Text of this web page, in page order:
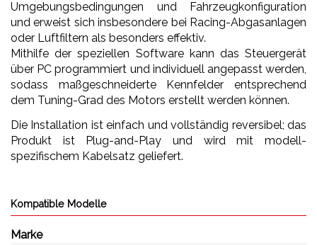
Umgebungsbedingungen und Fahrzeugkonfiguration
und erweist sich insbesondere bei Racing-Abgasanlagen
oder Luftfiltern als besonders effektiv.
Mithilfe der speziellen Software kann das Steuergerät
über PC programmiert und individuell angepasst werden,
sodass maßgeschneiderte Kennfelder entsprechend
dem Tuning-Grad des Motors erstellt werden können.
Die Installation ist einfach und vollständig reversibel; das
Produkt ist Plug-and-Play und wird mit modell-
spezifischem Kabelsatz geliefert.
Kompatible Modelle
Marke